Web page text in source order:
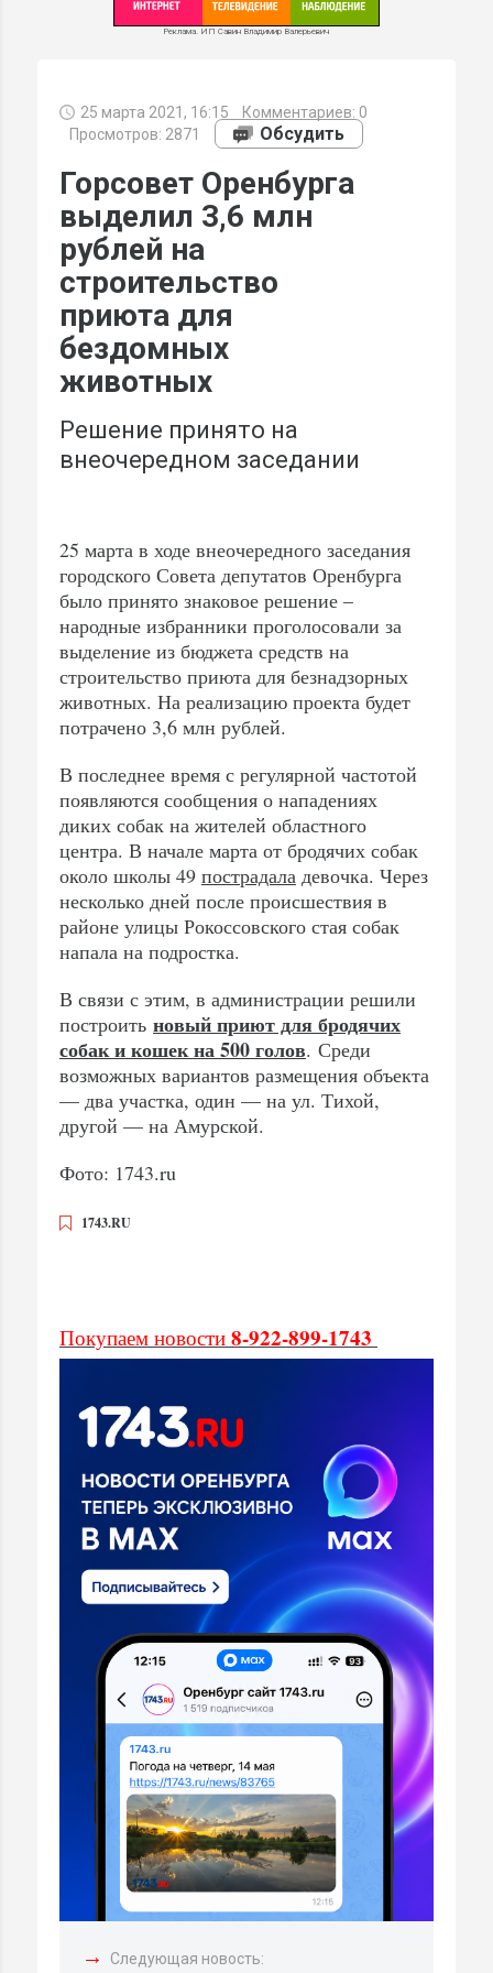
Реклама. ИП Савин Владимир Валерьевич
25 марта 2021, 16:15 Комментариев: 0
Просмотров: 2871
Обсудить
Горсовет Оренбурга
выделил 3,6 млн
рублей на
строительство
приюта для
бездомных
животных
Решение принято на
внеочередном заседании
25 марта в ходе внеочередного заседания
городского Совета депутатов Оренбурга
было принято знаковое решение –
народные избранники проголосовали за
выделение из бюджета средств на
строительство приюта для безнадзорных
животных. На реализацию проекта будет
потрачено 3,6 млн рублей.
В последнее время с регулярной частотой
появляются сообщения о нападениях
диких собак на жителей областного
центра. В начале марта от бродячих собак
около школы 49 пострадала девочка. Через
несколько дней после происшествия в
районе улицы Рокоссовского стая собак
напала на подростка.
В связи с этим, в администрации решили
построить новый приют для бродячих
собак и кошек на 500 голов. Среди
возможных вариантов размещения объекта
— два участка, один — на ул. Тихой,
другой — на Амурской.
Фото: 1743.ru
1743.RU
Покупаем новости 8-922-899-1743
→ Следующая новость: